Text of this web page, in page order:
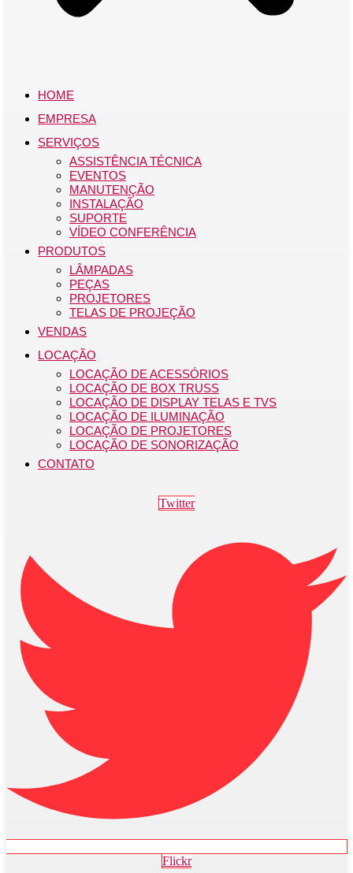
HOME
EMPRESA
SERVIÇOS
ASSISTÊNCIA TÉCNICA
EVENTOS
MANUTENÇÃO
INSTALAÇÃO
SUPORTE
VÍDEO CONFERÊNCIA
PRODUTOS
LÂMPADAS
PEÇAS
PROJETORES
TELAS DE PROJEÇÃO
VENDAS
LOCAÇÃO
LOCAÇÃO DE ACESSÓRIOS
LOCAÇÃO DE BOX TRUSS
LOCAÇÃO DE DISPLAY TELAS E TVS
LOCAÇÃO DE ILUMINAÇÃO
LOCAÇÃO DE PROJETORES
LOCAÇÃO DE SONORIZAÇÃO
CONTATO
Twitter
Flickr